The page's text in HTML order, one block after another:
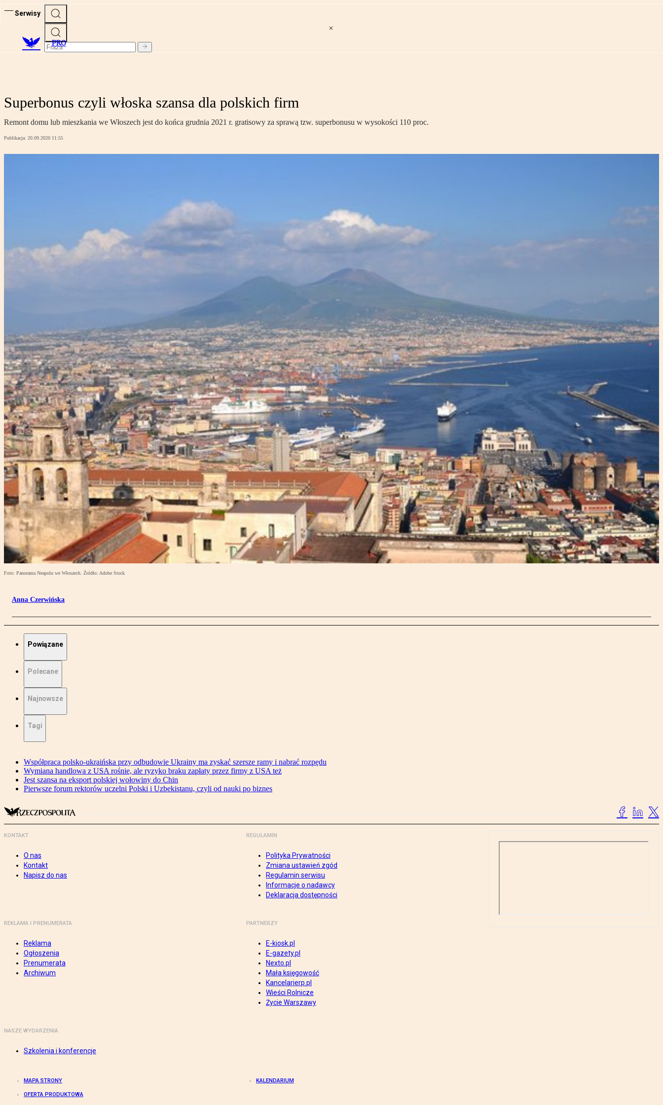
Serwisy
PRO
Superbonus czyli włoska szansa dla polskich firm
Remont domu lub mieszkania we Włoszech jest do końca grudnia 2021 r. gratisowy za sprawą tzw. superbonusu w wysokości 110 proc.
Publikacja: 20.09.2020 11:55
Foto: Panorama Neapolu we Włoszech. Źródło: Adobe Stock
Anna Czerwińska
Powiązane
Polecane
Najnowsze
Tagi
Współpraca polsko-ukraińska przy odbudowie Ukrainy ma zyskać szersze ramy i nabrać rozpędu
Wymiana handlowa z USA rośnie, ale ryzyko braku zapłaty przez firmy z USA też
Jest szansa na eksport polskiej wołowiny do Chin
Pierwsze forum rektorów uczelni Polski i Uzbekistanu, czyli od nauki po biznes
KONTAKT
O nas
Kontakt
Napisz do nas
REGULAMIN
Polityka Prywatności
Zmiana ustawień zgód
Regulamin serwisu
Informacje o nadawcy
Deklaracja dostępności
REKLAMA I PRENUMERATA
Reklama
Ogłoszenia
Prenumerata
Archiwum
PARTNERZY
E-kiosk.pl
E-gazety.pl
Nexto.pl
Mała księgowość
Kancelarierp.pl
Wieści Rolnicze
Życie Warszawy
NASZE WYDARZENIA
Szkolenia i konferencje
MAPA STRONY KALENDARIUM
OFERTA PRODUKTOWA